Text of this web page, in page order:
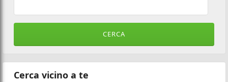
Cerca vicino a te